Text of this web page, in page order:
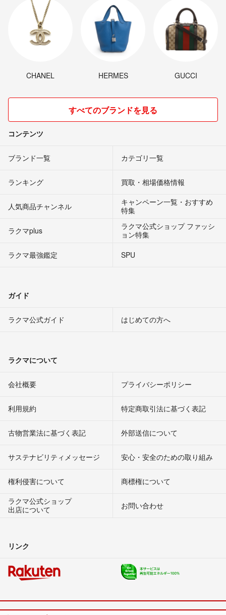
CHANEL HERMES GUCCI
すべてのブランドを見る
コンテンツ
ブランド一覧 カテゴリ一覧
ランキング 買取・相場価格情報
人気商品チャンネル
キャンペーン一覧・おすすめ
特集
ラクマplus
ラクマ公式ショップ ファッシ
ョン特集
ラクマ最強鑑定
SPU
ガイド
ラクマ公式ガイド はじめての方へ
ラクマについて
会社概要 プライバシーポリシー
利用規約 特定商取引法に基づく表記
古物営業法に基づく表記 外部送信について
サステナビリティメッセージ 安心・安全のための取り組み
権利侵害について
商標権について
ラクマ公式ショップ
出店について
お問い合わせ
リンク